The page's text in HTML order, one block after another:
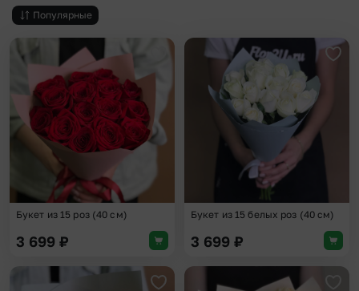
Популярные
Добавить в избранное
Букет из 15 роз (40 см)
3 699 ₽
Букет из 15 белых роз (40 см)
3 699 ₽